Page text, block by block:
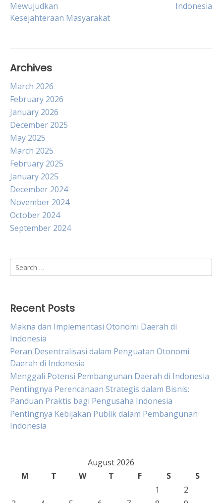
navigation
Mewujudkan
Kesejahteraan Masyarakat
Indonesia
Archives
March 2026
February 2026
January 2026
December 2025
May 2025
March 2025
February 2025
January 2025
December 2024
November 2024
October 2024
September 2024
Search
for:
Recent Posts
Makna dan Implementasi Otonomi Daerah di
Indonesia
Peran Desentralisasi dalam Penguatan Otonomi
Daerah di Indonesia
Menggali Potensi Pembangunan Daerah di Indonesia
Pentingnya Perencanaan Strategis dalam Bisnis:
Panduan Praktis bagi Pengusaha Indonesia
Pentingnya Kebijakan Publik dalam Pembangunan
Indonesia
August 2026
M
T W T F S
S
1
2